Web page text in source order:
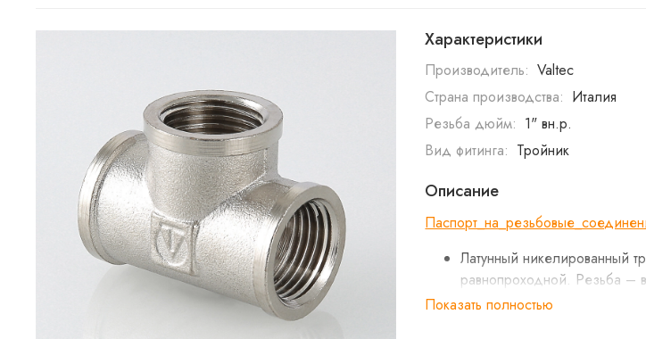
Характеристики
Производитель: Valtec
Страна производства: Италия
Резьба дюйм: 1" вн.р.
Вид фитинга: Тройник
Описание
Латунный никелированный
равнопроходной. Резьба –
трубная по ГОСТу 6357 (ISO
Показать полностью